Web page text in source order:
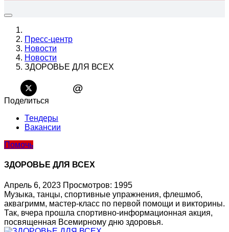
Пресс-центр
Новости
Новости
ЗДОРОВЬЕ ДЛЯ ВСЕХ
@
Поделиться
Тендеры
Вакансии
Помочь
ЗДОРОВЬЕ ДЛЯ ВСЕХ
Апрель 6, 2023 Просмотров: 1995
Музыка, танцы, спортивные упражнения, флешмоб,
аквагримм, мастер-класс по первой помощи и викторины.
Так, вчера прошла спортивно-информационная акция,
посвященная Всемирному дню здоровья.